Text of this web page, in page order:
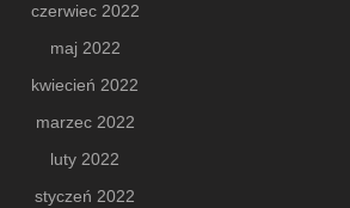
czerwiec 2022
maj 2022
kwiecień 2022
marzec 2022
luty 2022
styczeń 2022